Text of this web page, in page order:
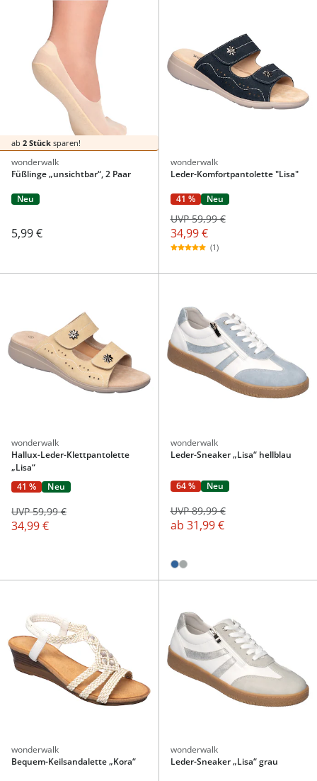
ab 2 Stück sparen!
wonderwalk
Füßlinge „unsichtbar“, 2 Paar
Neu
5,99 €
wonderwalk
Leder-Komfortpantolette "Lisa"
41 % Neu
34,99 €
UVP 59,99 €
(1)
wonderwalk
Hallux-Leder-Klettpantolette
„Lisa“
41 %
Neu
34,99 €
UVP 59,99 €
wonderwalk
Leder-Sneaker „Lisa“ hellblau
64 % Neu
ab 31,99 €
UVP 89,99 €
wonderwalk
Bequem-Keilsandalette „Kora“
wonderwalk
Leder-Sneaker „Lisa“ grau